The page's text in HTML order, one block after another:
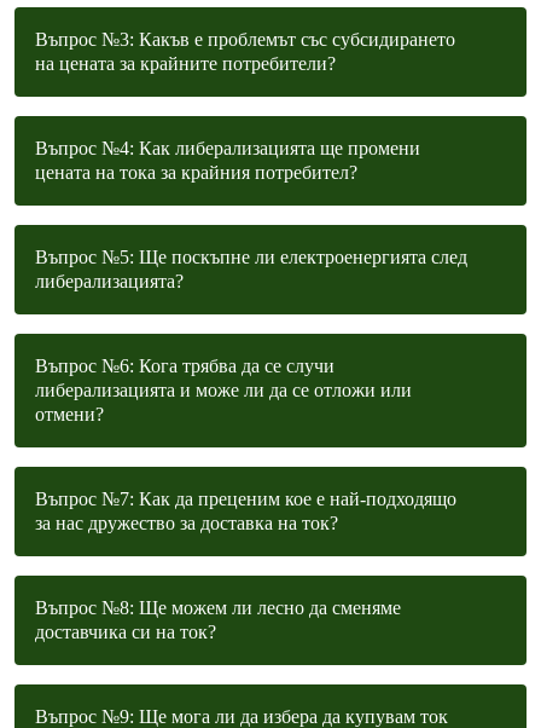
Въпрос №3: Какъв е проблемът със субсидирането
на цената за крайните потребители?
Въпрос №4: Как либерализацията ще промени
цената на тока за крайния потребител?
Въпрос №5: Ще поскъпне ли електроенергията след
либерализацията?
Въпрос №6: Кога трябва да се случи
либерализацията и може ли да се отложи или
отмени?
Въпрос №7: Как да преценим кое е най-подходящо
за нас дружество за доставка на ток?
Въпрос №8: Ще можем ли лесно да сменяме
доставчика си на ток?
Въпрос №9: Ще мога ли да избера да купувам ток